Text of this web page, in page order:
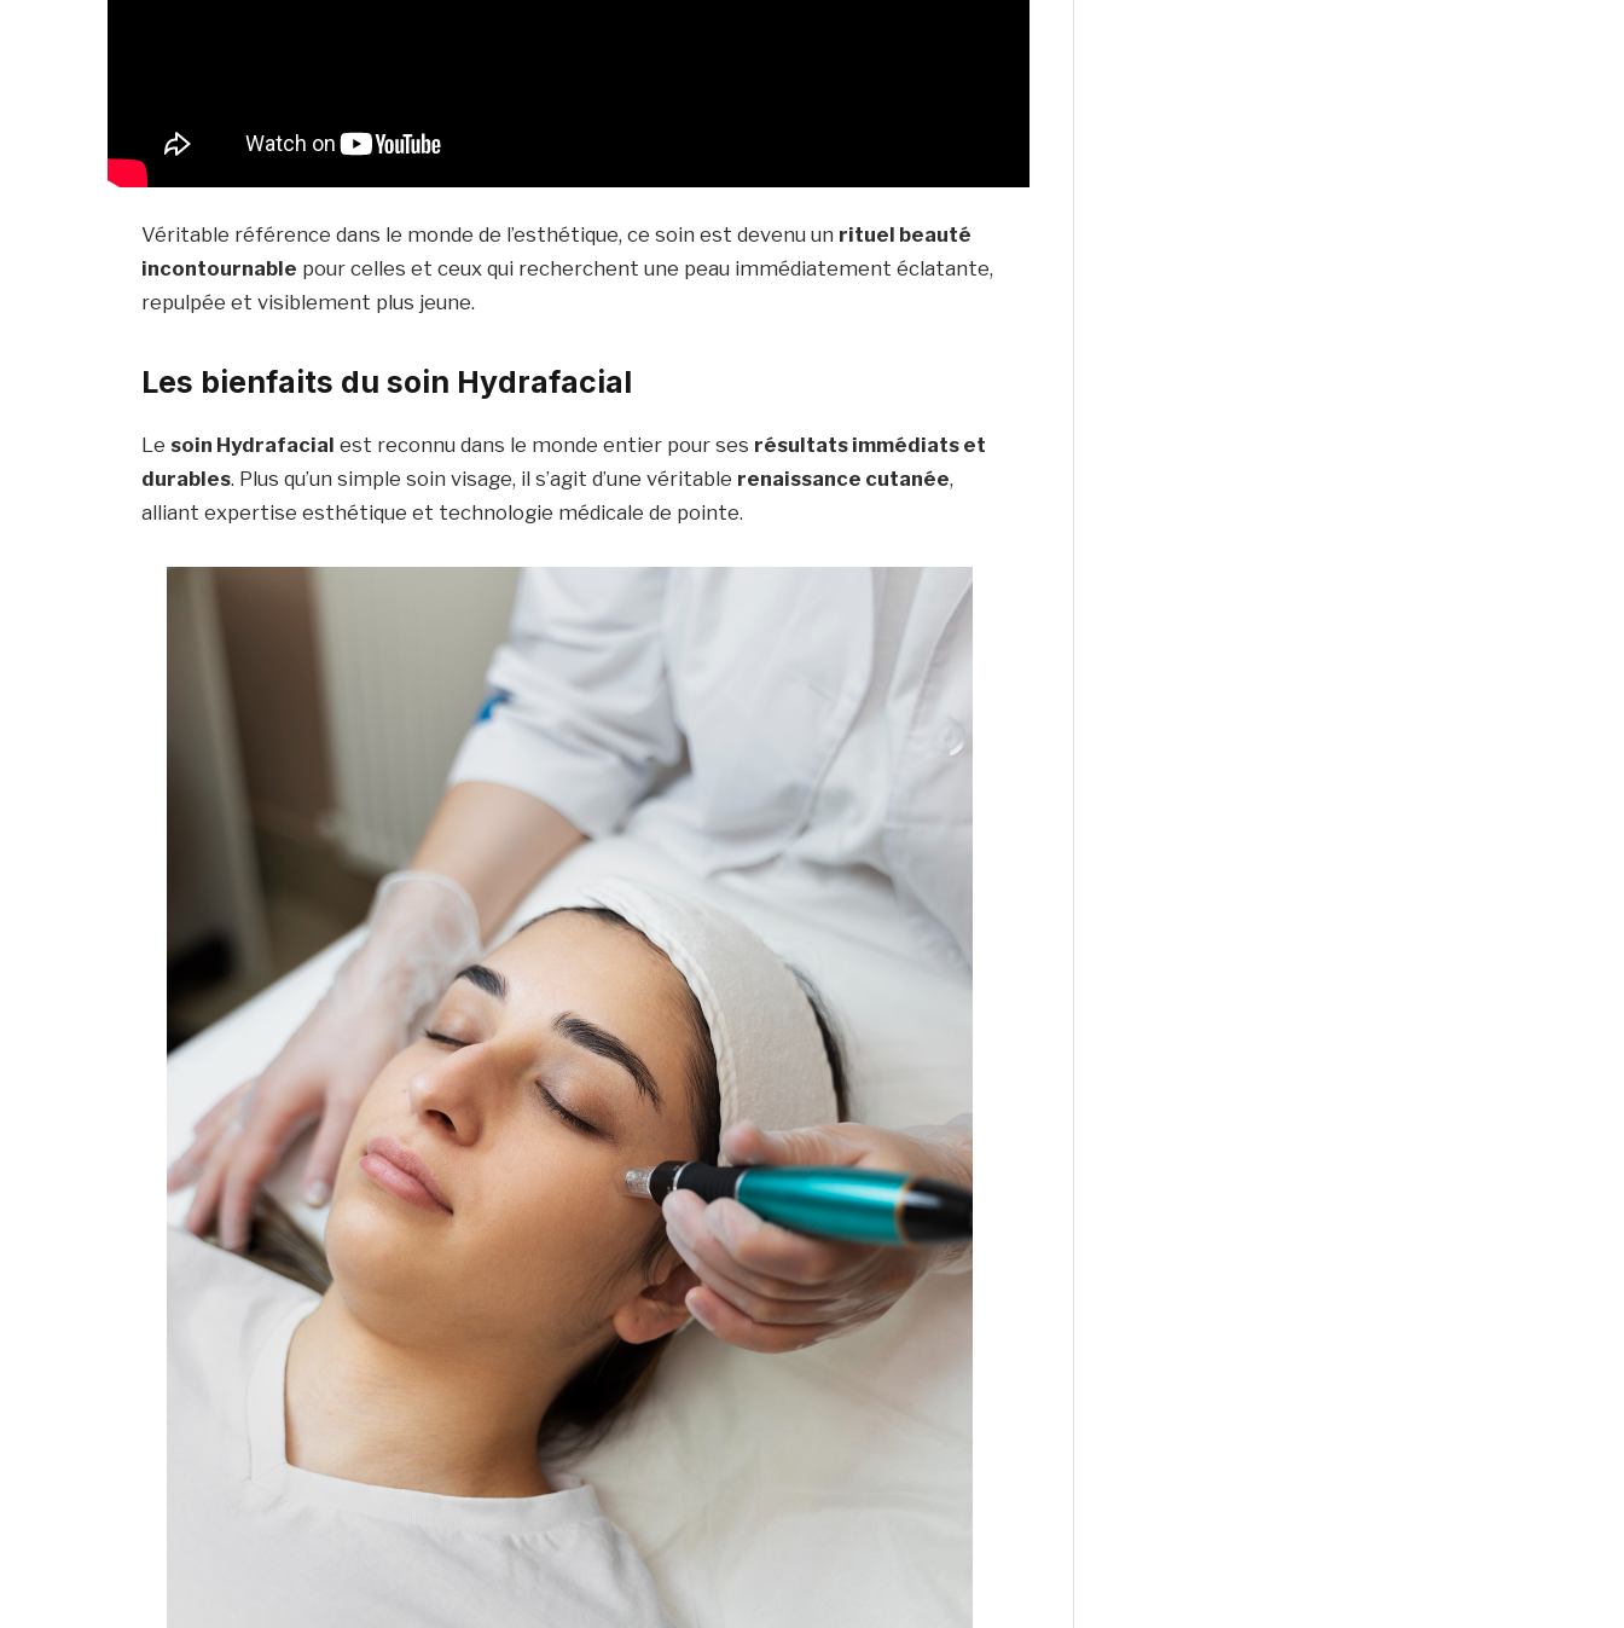
Véritable référence dans le monde de l’esthétique, ce soin est devenu un rituel beauté
incontournable pour celles et ceux qui recherchent une peau immédiatement éclatante,
repulpée et visiblement plus jeune.
Les bienfaits du soin Hydrafacial
Le soin Hydrafacial est reconnu dans le monde entier pour ses résultats immédiats et
durables. Plus qu’un simple soin visage, il s’agit d’une véritable renaissance cutanée,
alliant expertise esthétique et technologie médicale de pointe.